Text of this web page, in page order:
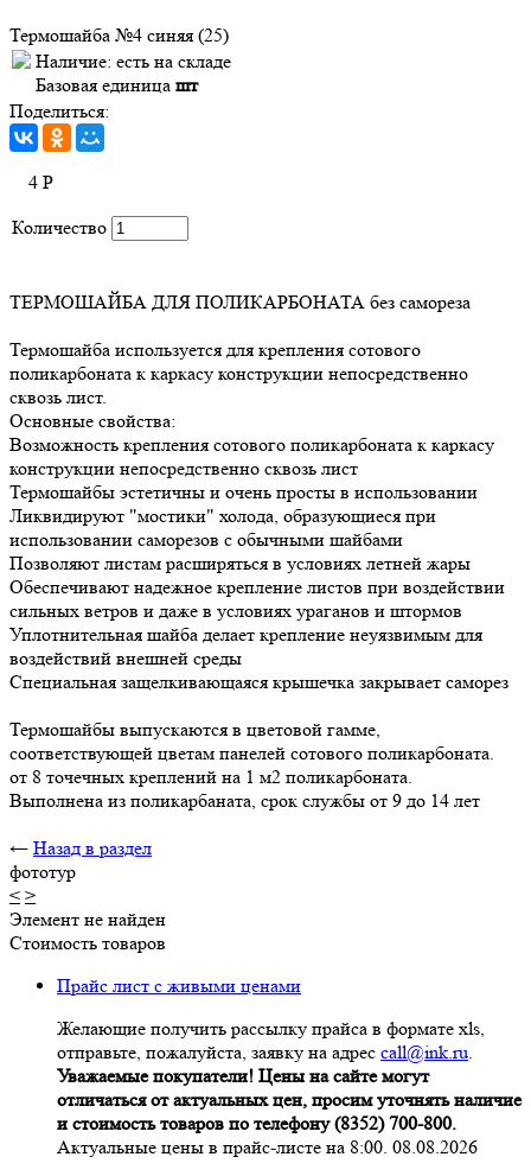
Термошайба №4 синяя (25)
Наличие: есть на складе
Базовая единица шт
Поделиться:
4 Р
Количество
ТЕРМОШАЙБА ДЛЯ ПОЛИКАРБОНАТА без самореза
Термошайба используется для крепления сотового
поликарбоната к каркасу конструкции непосредственно
сквозь лист.
Основные свойства:
Возможность крепления сотового поликарбоната к каркасу
конструкции непосредственно сквозь лист
Термошайбы эстетичны и очень просты в использовании
Ликвидируют "мостики" холода, образующиеся при
использовании саморезов с обычными шайбами
Позволяют листам расширяться в условиях летней жары
Обеспечивают надежное крепление листов при воздействии
сильных ветров и даже в условиях ураганов и штормов
Уплотнительная шайба делает крепление неуязвимым для
воздействий внешней среды
Специальная защелкивающаяся крышечка закрывает саморез
Термошайбы выпускаются в цветовой гамме,
соответствующей цветам панелей сотового поликарбоната.
от 8 точечных креплений на 1 м2 поликарбоната.
Выполнена из поликарбаната, срок службы от 9 до 14 лет
← Назад в раздел
фототур
< >
Элемент не найден
Стоимость товаров
Прайс лист с живыми ценами
Желающие получить рассылку прайса в формате xls,
отправьте, пожалуйста, заявку на адрес call@ink.ru.
Уважаемые покупатели! Цены на сайте могут
отличаться от актуальных цен, просим уточнять наличие
и стоимость товаров по телефону (8352) 700-800.
Актуальные цены в прайс-листе на 8:00. 08.08.2026